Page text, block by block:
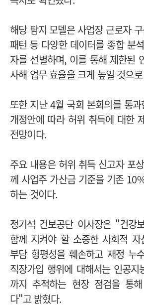
해당 탐지 모델은 사업장 근로자
패턴 등 다양한 데이터를 종합 분
자를 선별하며, 이를 통해 제한된
사해 업무 효율을 크게 높일 것으
또한 지난 4월 국회 본회의를 통
개정안에 따라 허위 취득에 대한
전망이다.
주요 내용은 허위 취득 신고자 포
께 사업주 가산금 기준을 기존
하는 것이다.
정기석 건보공단 이사장은 "건강
함께 지켜야 할 소중한 사회적
부담 형평성을 훼손하고 재정 누
직장가입 행위에 대해서는 인공
까지 추적하는 현장 점검을 통
다"고 밝혔다.